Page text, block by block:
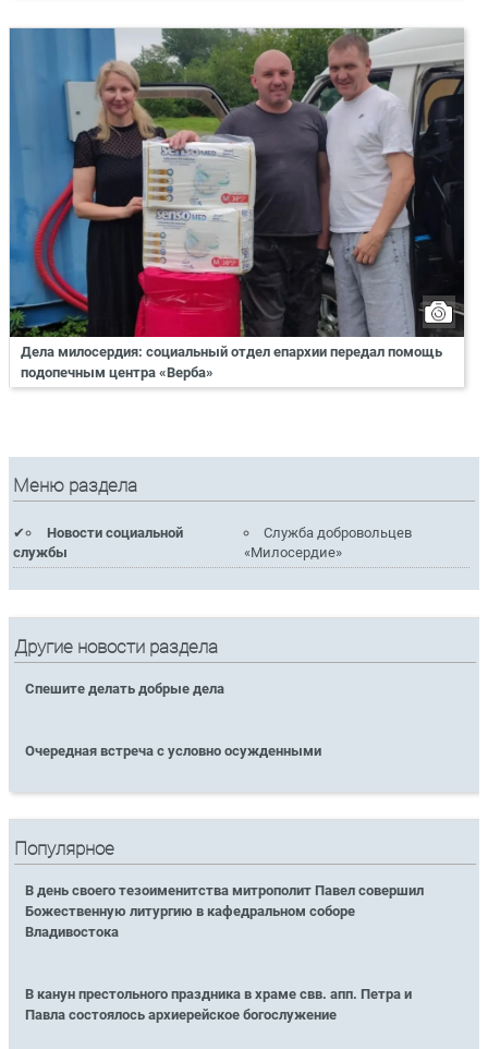
Дела милосердия: социальный отдел епархии передал помощь
подопечным центра «Верба»
Меню раздела
Новости социальной
службы
Служба добровольцев
«Милосердие»
Другие новости раздела
Спешите делать добрые дела
Очередная встреча с условно осужденными
Популярное
В день своего тезоименитства митрополит Павел совершил
Божественную литургию в кафедральном соборе
Владивостока
В канун престольного праздника в храме свв. апп. Петра и
Павла состоялось архиерейское богослужение